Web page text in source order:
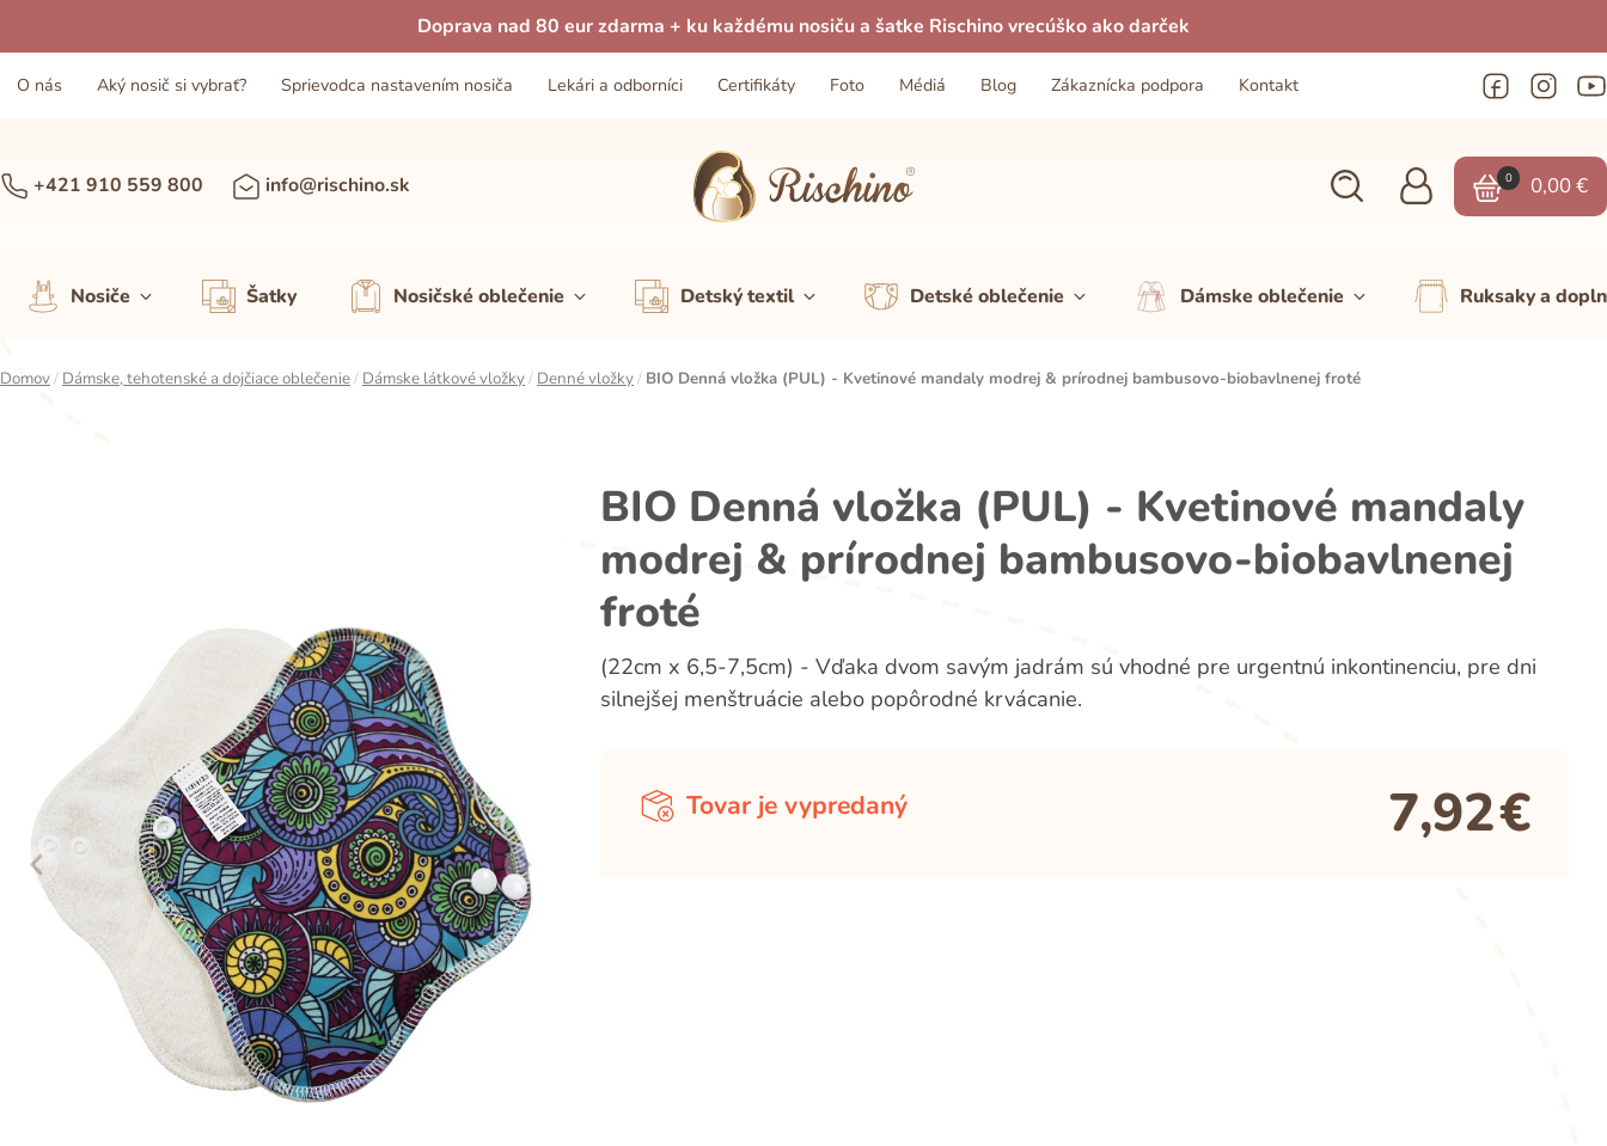
Doprava nad 80 eur zdarma + ku každému nosiču a šatke Rischino vrecúško ako darček
O nás Aký nosič si vybrať? Sprievodca nastavením nosiča Lekári a odborníci Certifikáty Foto Médiá Blog Zákaznícka podpora Kontakt
+421 910 559 800 info@rischino.sk 0 0,00€
Nosiče Šatky Nosičské oblečenie Detský textil Detské oblečenie Dámske oblečenie Ruksaky a
Domov/ Dámske, tehotenské a dojčiace oblečenie/ Dámske látkové vložky/ Denné vložky/ BIO Denná vložka (PUL) - Kvetinové mandaly modrej & prírodnej bambusovo-biobavlnenej froté
BIO Denná vložka (PUL) - Kvetinové mandaly
modrej & prírodnej bambusovo-biobavlnenej
froté
(22cm x 6,5-7,5cm) - Vďaka dvom savým jadrám sú vhodné pre urgentnú inkontinenciu, pre dni
silnejšej menštruácie alebo popôrodné krvácanie.
Tovar je vypredaný 7,92€